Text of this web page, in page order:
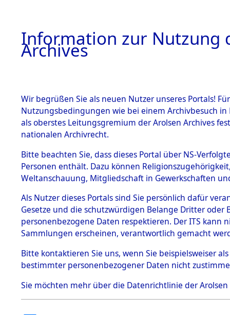
BESTÄNDE
1.
Inhaftierungsdoku
mente
1.2.9 Beim ITS
Effekten
1.2.9.1
Effekten aus
dem KZ
Dachau
1.2.9.2
Effekten aus
dem KZ
Bayerisches
0010
Information zur Nutzung
Archives
Wir begrüßen Sie als neuen Nutzer unseres Portals!
Nutzungsbedingungen wie bei einem Archivbesuch
als oberstes Leitungsgremium der Arolsen Archives
nationalen Archivrecht.
Bitte beachten Sie, dass dieses Portal über NS-
Personen enthält. Dazu können
Weltanschauung, Mitgliedschaft in Gewerkschaften
Als Nutzer dieses Portals sind Sie persönlich dafür
Gesetze und die schutzwürdigen Belange Dritter
personenbezogene Daten respektieren. Der ITS
Sammlungen erscheinen, verantwortlich gemacht
Bitte kontaktieren Sie uns, wenn Sie beispielsweiser
bestimmter personenbezogener Daten nicht
Sie möchten mehr über die Datenrichtlinie der Arolsen